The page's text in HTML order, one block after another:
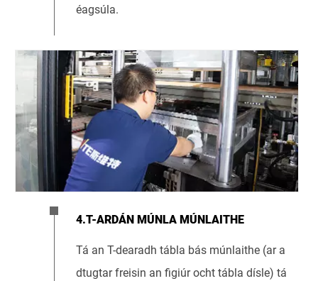
éagsúla.
4.T-ARDÁN MÚNLA MÚNLAITHE
Tá an T-dearadh tábla bás múnlaithe (ar a
dtugtar freisin an figiúr ocht tábla dísle) tá